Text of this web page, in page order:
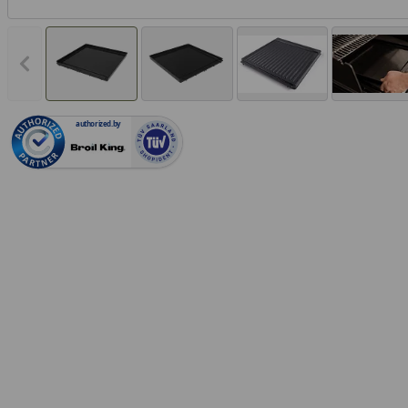
Vorheriges Bild anzeigen
authorized.by